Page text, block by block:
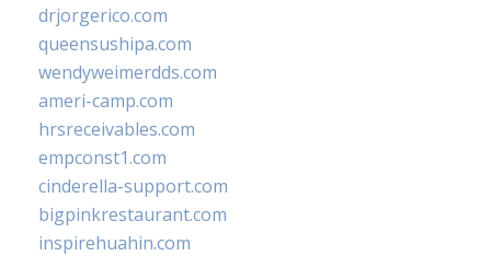
drjorgerico.com
queensushipa.com
wendyweimerdds.com
ameri-camp.com
hrsreceivables.com
empconst1.com
cinderella-support.com
bigpinkrestaurant.com
inspirehuahin.com